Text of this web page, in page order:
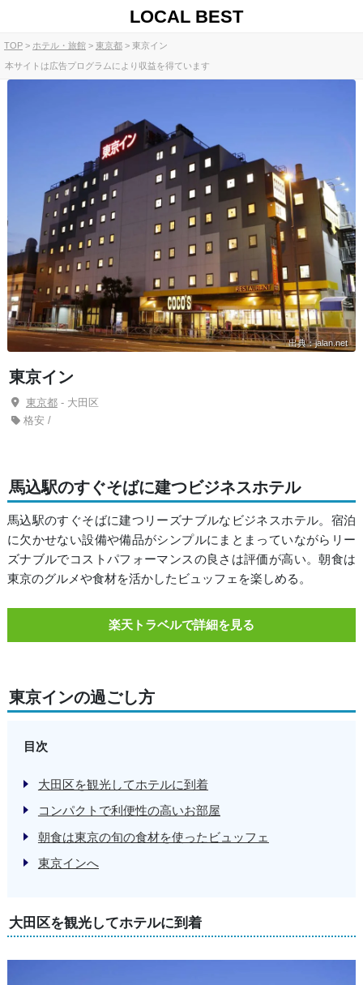
LOCAL BEST
TOP ホテル・旅館 東京都 東京イン
本サイトは広告プログラムにより収益を得ています
出典：jalan.net
東京イン
東京都- 大田区
格安 /
馬込駅のすぐそばに建つビジネスホテル
馬込駅のすぐそばに建つリーズナブルなビジネスホテル。宿泊
に欠かせない設備や備品がシンプルにまとまっていながらリー
ズナブルでコストパフォーマンスの良さは評価が高い。朝食は
東京のグルメや食材を活かしたビュッフェを楽しめる。
楽天トラベルで詳細を見る
東京インの過ごし方
目次
大田区を観光してホテルに到着
コンパクトで利便性の高いお部屋
朝食は東京の旬の食材を使ったビュッフェ
東京インへ
大田区を観光してホテルに到着